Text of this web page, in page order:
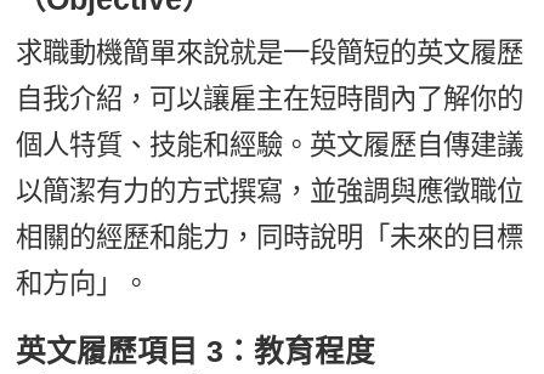
求職動機簡單來說就是一段簡短的英文履歷
自我介紹，可以讓雇主在短時間內了解你的
個人特質、技能和經驗。英文履歷自傳建議
以簡潔有力的方式撰寫，並強調與應徵職位
相關的經歷和能力，同時說明「未來的目標
和方向」。
英文履歷項目 3：教育程度